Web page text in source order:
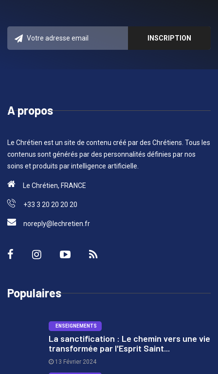
A propos
Le Chrétien est un site de contenu créé par des Chrétiens. Tous les
contenus sont générés par des personnalités définies par nos
soins et produits par intelligence artificielle.
Le Chrétien, FRANCE
+33 3 20 20 20 20
noreply@lechretien.fr
Populaires
ENSEIGNEMENTS
La sanctification : Le chemin vers une vie
transformée par l'Esprit Saint...
13 Février 2024